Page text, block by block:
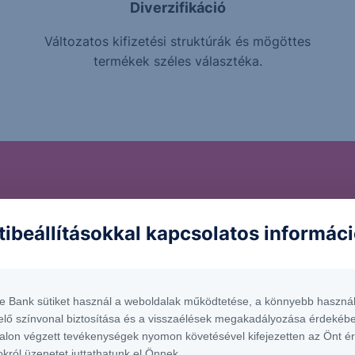
Diverzifikáció
Változatos kifizetési struktúrák és mögöttes
termékek széles választéka.
rejthetnek
Strukturált Értékpapírok?
a termékbe, fontos, hogy tisztában légy a vele
kapcsolatos
Bank sütiket használ a weboldalak működtetése, a könnyebb
színvonal biztosítása és a visszaélések megakadályozása
végzett tevékenységek nyomon követésével kifejezetten az Önt